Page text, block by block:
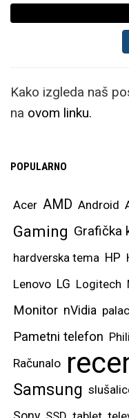
Kako izgleda naš
na ovom linku.
POPULARNO
Acer AMD Android
Gaming Grafička
hardverska tema HP
Lenovo LG Logitech
Monitor nVidia
Pametni telefon
Računalo
Samsung